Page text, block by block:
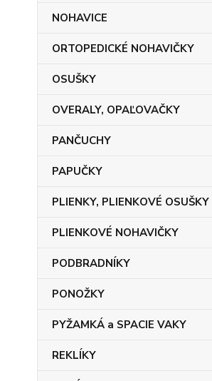
NOHAVICE
ORTOPEDICKÉ NOHAVIČKY
OSUŠKY
OVERALY, OPAĽOVAČKY
PANČUCHY
PAPUČKY
PLIENKY, PLIENKOVÉ OSUŠKY
PLIENKOVÉ NOHAVIČKY
PODBRADNÍKY
PONOŽKY
PYŽAMKÁ a SPACIE VAKY
REKLÍKY